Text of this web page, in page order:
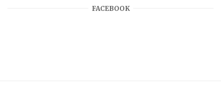
FACEBOOK